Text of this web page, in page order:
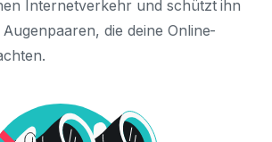
Internetverkehr und schützt ihn
die deine Online-